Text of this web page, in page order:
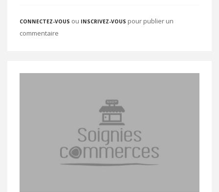
CONNECTEZ-VOUS ou INSCRIVEZ-VOUS pour publier un
commentaire